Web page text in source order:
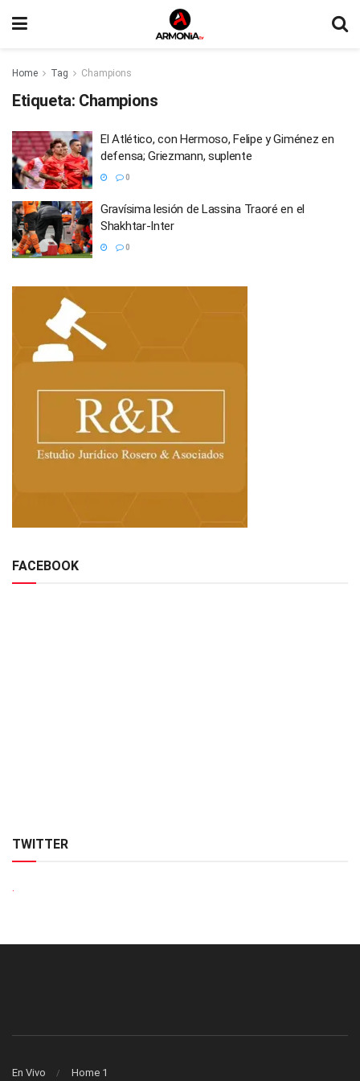
Home Tag Champions
Etiqueta: Champions
El Atlético, con Hermoso, Felipe y Giménez en
defensa; Griezmann, suplente
0
Gravísima lesión de Lassina Traoré en el
Shakhtar-Inter
0
FACEBOOK
TWITTER
En Vivo Home 1